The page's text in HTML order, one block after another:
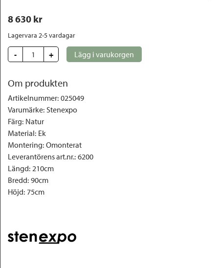
8 630 kr
Lagervara 2-5 vardagar
- + Lägg i varukorgen
Om produkten
Artikelnummer: 025049
Varumärke: Stenexpo
Färg: Natur
Material: Ek
Montering: Omonterat
Leverantörens art.nr.: 6200
Längd: 210cm
Bredd: 90cm
Höjd: 75cm